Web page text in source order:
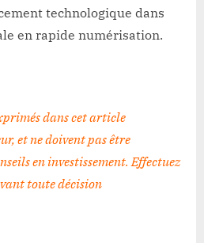
technologique dans
en rapide numérisation.
dans cet article
et ne doivent pas être
en investissement. Effectuez
toute décision